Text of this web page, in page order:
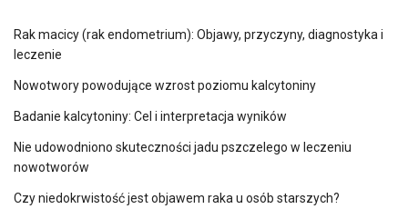
Rak macicy (rak endometrium): Objawy, przyczyny, diagnostyka i
leczenie
Nowotwory powodujące wzrost poziomu kalcytoniny
Badanie kalcytoniny: Cel i interpretacja wyników
Nie udowodniono skuteczności jadu pszczelego w leczeniu
nowotworów
Czy niedokrwistość jest objawem raka u osób starszych?